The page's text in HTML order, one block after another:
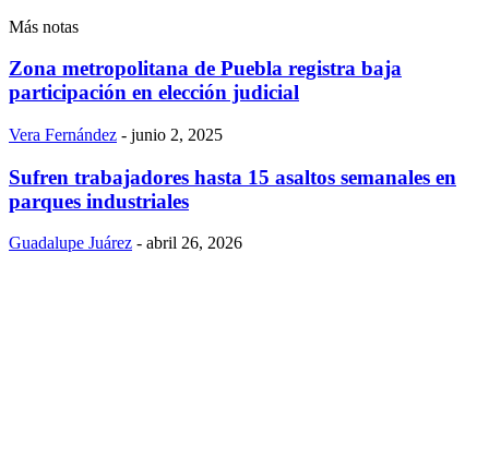
Más notas
Zona metropolitana de Puebla registra baja
participación en elección judicial
Vera Fernández - junio 2, 2025
Sufren trabajadores hasta 15 asaltos semanales en
parques industriales
Guadalupe Juárez - abril 26, 2026